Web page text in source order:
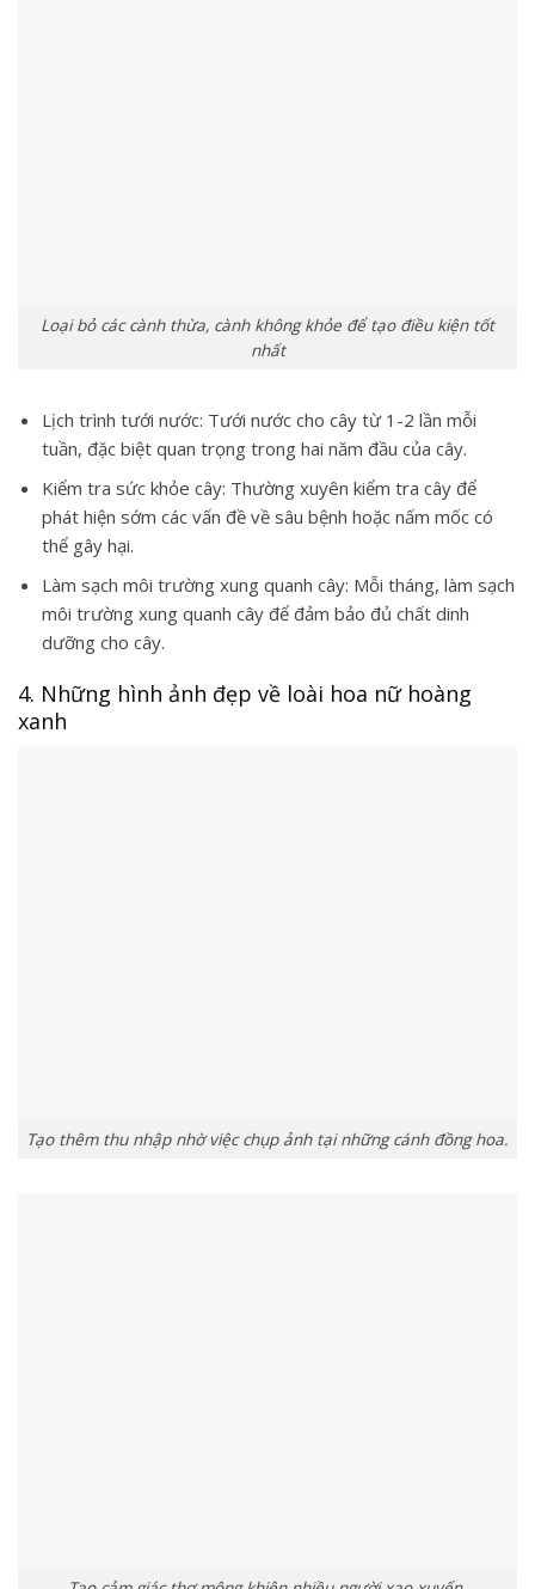
Loại bỏ các cành thừa, cành không khỏe để tạo điều kiện tốt
nhất
Lịch trình tưới nước: Tưới nước cho cây từ 1-2 lần mỗi
tuần, đặc biệt quan trọng trong hai năm đầu của cây.
Kiểm tra sức khỏe cây: Thường xuyên kiểm tra cây để
phát hiện sớm các vấn đề về sâu bệnh hoặc nấm mốc có
thể gây hại.
Làm sạch môi trường xung quanh cây: Mỗi tháng, làm sạch
môi trường xung quanh cây để đảm bảo đủ chất dinh
dưỡng cho cây.
4. Những hình ảnh đẹp về loài hoa nữ hoàng
xanh
Tạo thêm thu nhập nhờ việc chụp ảnh tại những cánh đồng hoa.